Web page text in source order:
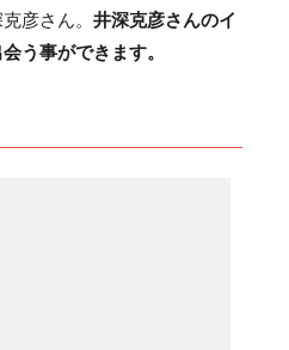
彦さん。 井深克彦さんのイ
う事ができます。